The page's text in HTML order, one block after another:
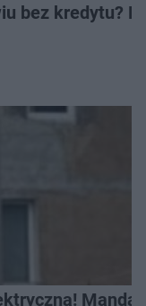
bez kredytu?